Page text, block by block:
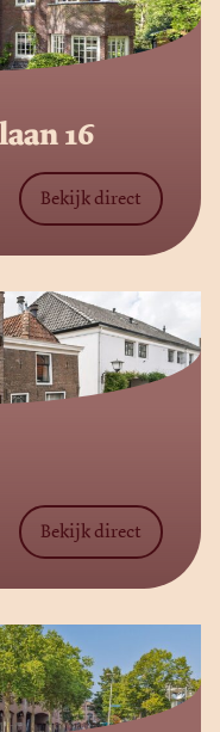
16
Bekijk direct
Bekijk direct